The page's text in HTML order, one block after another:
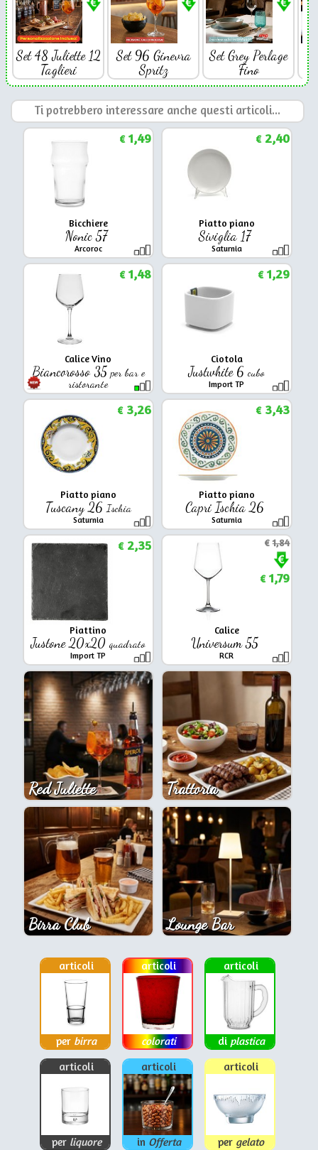
Set 48 Juliette 12
Taglieri
Set 96 Ginevra
Spritz
Set Grey Perlage
Fino
Ti potrebbero interessare anche questi articoli...
Bicchiere
Nonic 57
Arcoroc
€1,49
Piatto piano
Siviglia 17
Saturnia
€2,40
Calice Vino
Biancorosso 35per bar e
ristorante
Arcoroc
€1,48
Ciotola
Justwhite 6cubo
Import TP
€1,29
Piatto piano
Tuscany 26 Ischia
Saturnia
€3,26
Piatto piano
Capri Ischia 26
Saturnia
€3,43
Piattino
Justone 20x20quadrato
Import TP
€2,35
Calice
Universum 55
RCR
€1,84
€1,79
Red Juliette Trattoria
Birra Club Lounge Bar
articoli
per birra
articoli
colorati
articoli
di plastica
articoli
per liquore
articoli
in Offerta
articoli
per gelato